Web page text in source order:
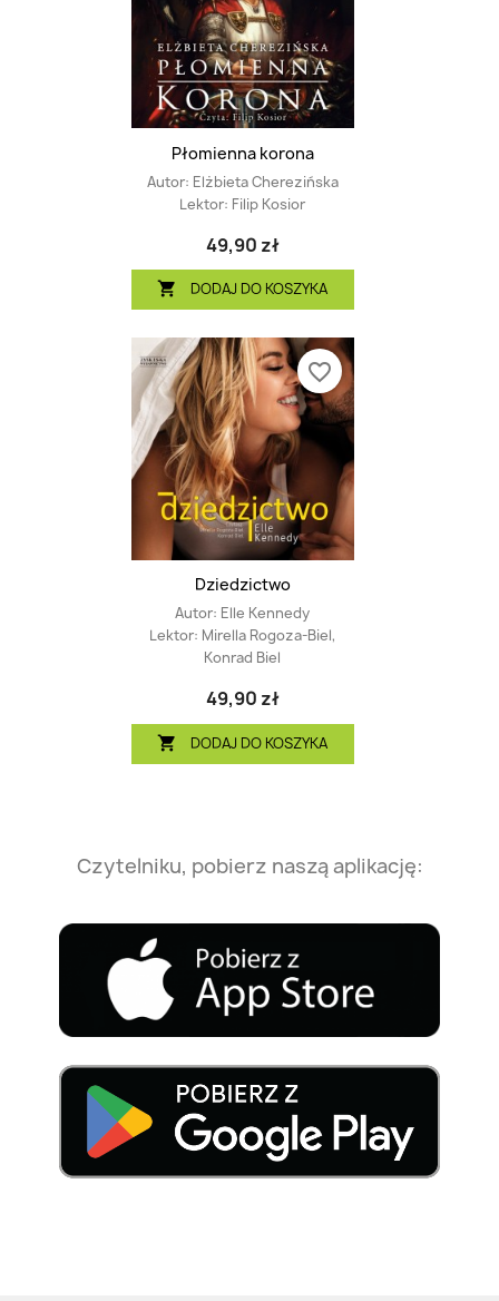
Płomienna korona
Autor: Elżbieta Cherezińska
Lektor: Filip Kosior
49,90 zł
 DODAJ DO KOSZYKA
Dziedzictwo
Autor: Elle Kennedy
Lektor: Mirella Rogoza-Biel,
Konrad Biel
49,90 zł
 DODAJ DO KOSZYKA
favorite_border
Czytelniku, pobierz naszą aplikację: